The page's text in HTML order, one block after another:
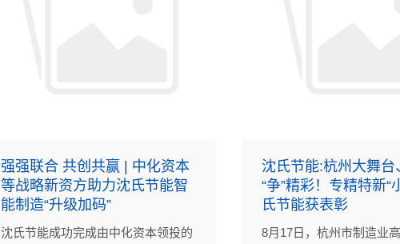
强强联合 共创共赢 | 中化资本
等战略新资方助力沈氏节能智
能制造“升级加码”
沈氏节能成功完成由中化资本领投的
沈氏节能:杭州大舞台
“争”精彩！专精特新“
氏节能获表彰
8月17日，杭州市制造业